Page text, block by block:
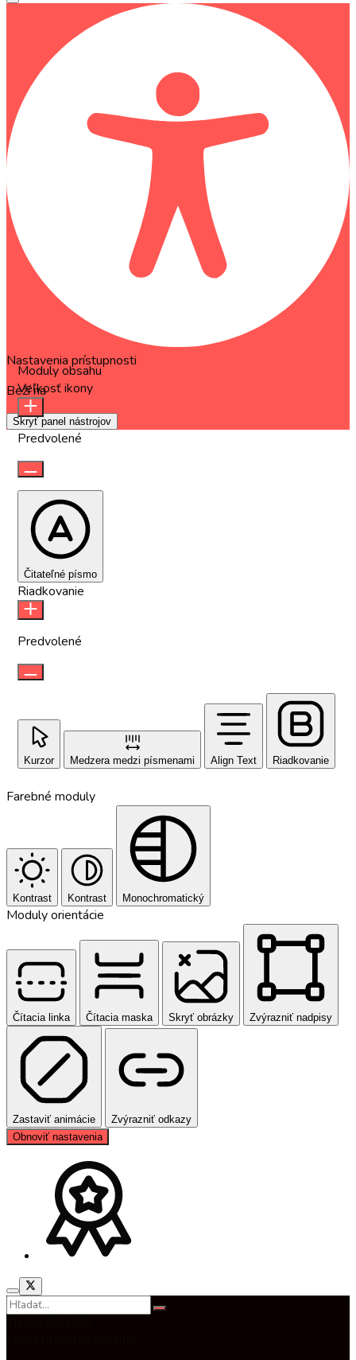
Nastavenia prístupnosti
Beží naOneTap
Skryť panel nástrojov
Moduly obsahu
Veľkosť ikony
Predvolené
Čitateľné písmo
Riadkovanie
Predvolené
Kurzor Medzera medzi písmenami Align Text Riadkovanie
Farebné moduly
Kontrast Kontrast Monochromatický
Moduly orientácie
Čítacia linka Čítacia maska Skryť obrázky Zvýrazniť nadpisy
Zastaviť animácie
Zvýrazniť odkazy
Obnoviť nastavenia